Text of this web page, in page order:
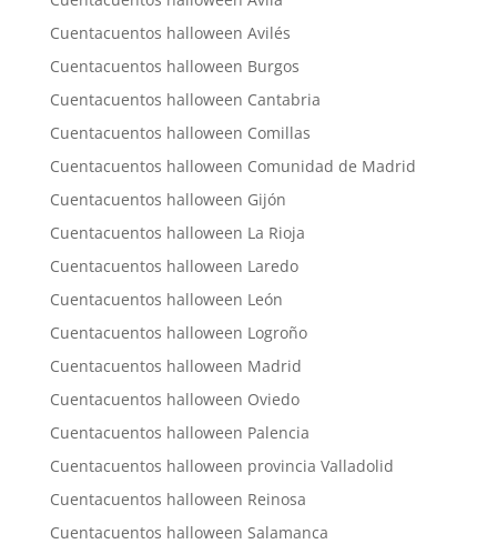
Cuentacuentos halloween Avilés
Cuentacuentos halloween Burgos
Cuentacuentos halloween Cantabria
Cuentacuentos halloween Comillas
Cuentacuentos halloween Comunidad de Madrid
Cuentacuentos halloween Gijón
Cuentacuentos halloween La Rioja
Cuentacuentos halloween Laredo
Cuentacuentos halloween León
Cuentacuentos halloween Logroño
Cuentacuentos halloween Madrid
Cuentacuentos halloween Oviedo
Cuentacuentos halloween Palencia
Cuentacuentos halloween provincia Valladolid
Cuentacuentos halloween Reinosa
Cuentacuentos halloween Salamanca